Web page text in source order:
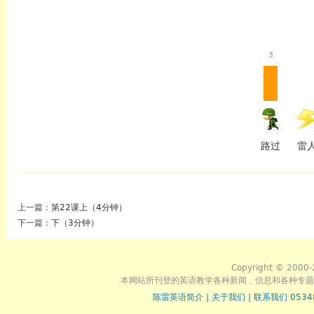
3
路过 雷
上一篇： 第22课上（4分钟）
下一篇： 下（3分钟）
Copyright © 2000-
本网站所刊登的英语教学各种新闻﹑信息和各种专
陈雷英语简介
关于我们
联系我们